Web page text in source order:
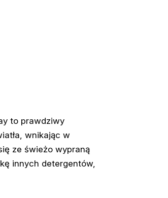
to prawdziwy
wnikając w
ze świeżo wypraną
innych detergentów,